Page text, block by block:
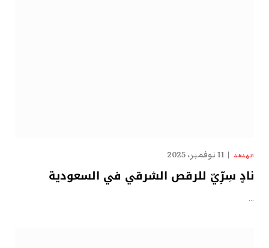
الهدهد 11 نوفمبر، 2025
نادٍ سِرِّيّ للرقص الشرقي في السعودية
…